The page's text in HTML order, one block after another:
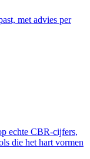
met advies per
echte CBR-cijfers,
die het hart vormen